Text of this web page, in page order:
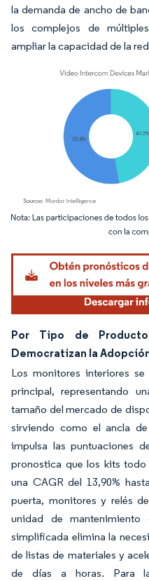
la demanda de ancho de
los complejos de
ampliar la capacidad de la
Imagen © Mordor Intelligence. El
Por Tipo de
Democratizan la
Los monitores interiores
principal, representando
tamaño del mercado de
sirviendo como el ancla
impulsa las puntuaciones
pronostica que los kits
una CAGR del 13,90%
puerta, monitores y relés
unidad de mantenimiento
simplificada elimina la
de listas de materiales y
de días a horas. Para